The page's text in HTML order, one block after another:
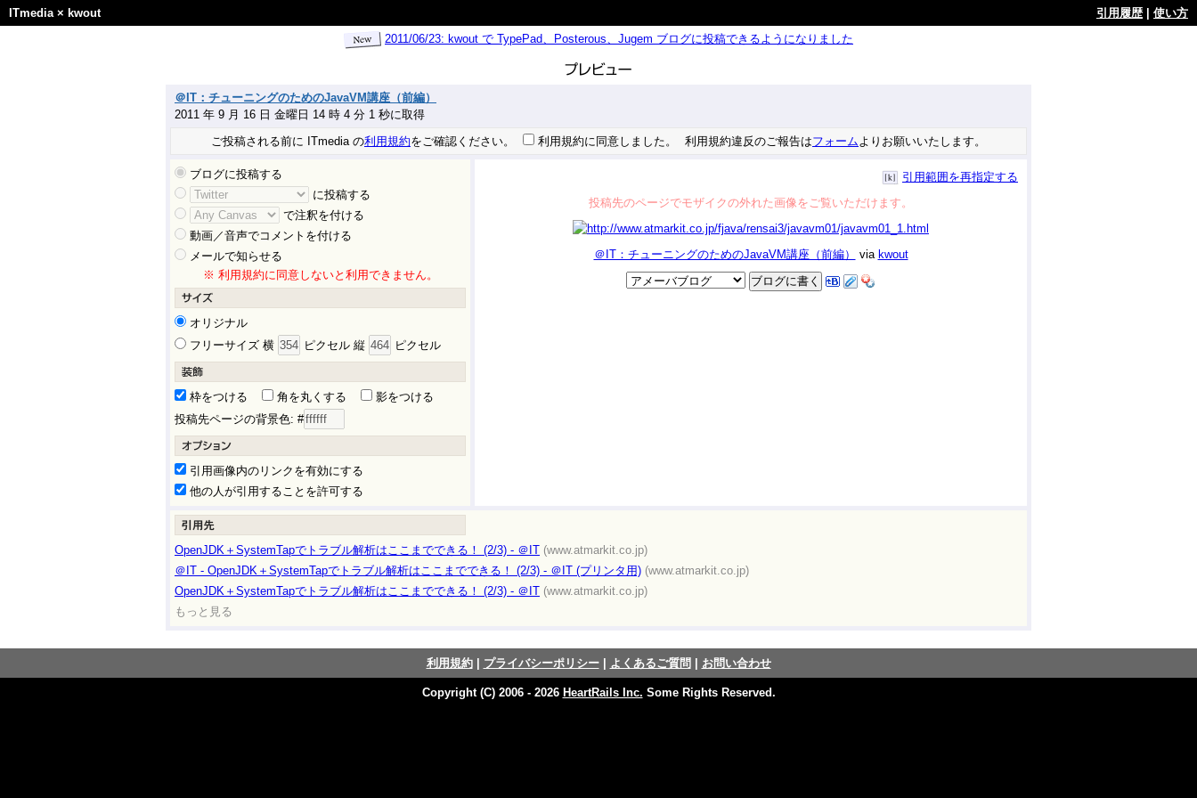
ITmedia× kwout 引用履歴
使い方
2011/06/23: kwout で TypePad、Posterous、Jugem ブログに投稿できるようになりました
＠IT：チューニングのためのJavaVM講座（前編）
2011 年 9 月 16 日 金曜日 14 時 4 分 1 秒に取得
ご投稿される前に ITmedia の利用規約をご確認ください。 利用規約に同意しました。 利用規約違反のご報告はフォーム よりお願いいたします。
ブログに投稿する
に投稿する
で注釈を付ける
動画／音声でコメントを付ける
メールで知らせる
※ 利用規約に同意しないと利用できません。
オリジナル
フリーサイズ 横
ピクセル 縦 ピクセル
枠をつける 角を丸くする
影をつける
投稿先ページの背景色: #
引用画像内のリンクを有効にする
他の人が引用することを許可する
引用範囲を再指定する
投稿先のページでモザイクの外れた画像をご覧いただけます。
＠IT：チューニングのためのJavaVM講座（前編） via kwout
OpenJDK＋SystemTapでトラブル解析はここまでできる！ (2/3) - ＠IT (www.atmarkit.co.jp)
＠IT - OpenJDK＋SystemTapでトラブル解析はここまでできる！ (2/3) - ＠IT (プリンタ用) (www.atmarkit.co.jp)
OpenJDK＋SystemTapでトラブル解析はここまでできる！ (2/3) - ＠IT (www.atmarkit.co.jp)
もっと見る
利用規約| プライバシーポリシー| よくあるご質問 | お問い合わせ
Copyright (C) 2006 - 2026 HeartRails Inc. Some Rights Reserved.